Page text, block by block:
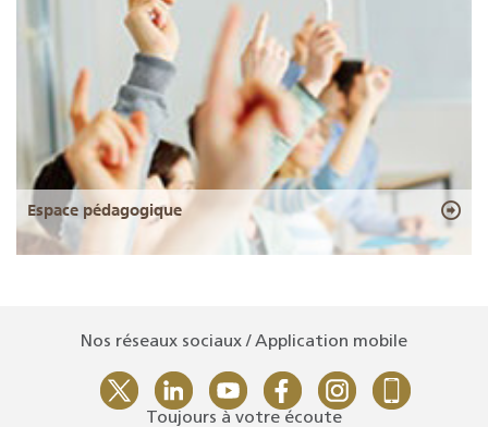
Espace pédagogique
Nos réseaux sociaux / Application mobile
Toujours à votre écoute